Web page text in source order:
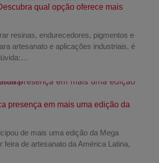
qual opção oferece mais
resinas, endurecedores, pigmentos e
artesanato e aplicações industriais, é
presença em mais uma edição da
de mais uma edição da Mega
feira de artesanato da América Latina,